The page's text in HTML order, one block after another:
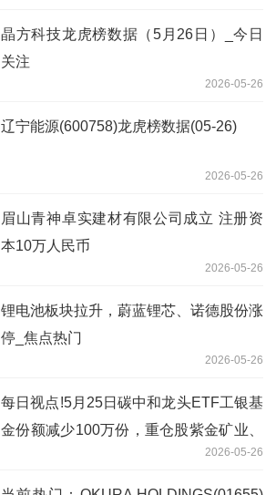
晶方科技龙虎榜数据（5月26日）_今日
关注
2026-05-26
辽宁能源(600758)龙虎榜数据(05-26)
2026-05-26
眉山青神卓实建材有限公司成立 注册资
本10万人民币
2026-05-26
锂电池板块拉升，蔚蓝锂芯、诺德股份涨
停_焦点热门
2026-05-26
每日视点!5月25日碳中和龙头ETF工银基
金份额减少100万份，重仓股紫金矿业、
2026-05-26